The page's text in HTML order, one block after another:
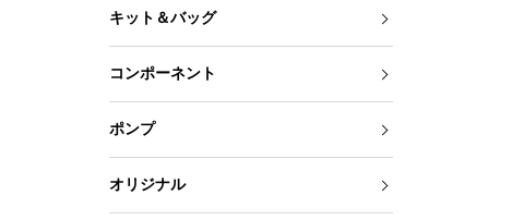
キット＆バッグ
コンポーネント
ポンプ
オリジナル